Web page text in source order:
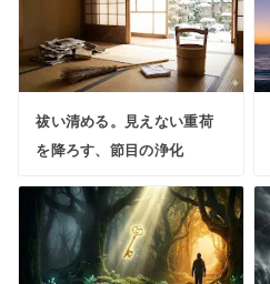
祓い清める。見えない重荷
を降ろす、節目の浄化